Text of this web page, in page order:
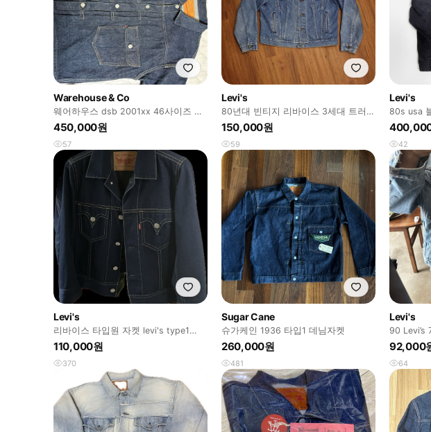
Warehouse & Co
웨어하우스 dsb 2001xx 46사이즈 판
매
450,000원
57
Levi's
80년대 빈티지 리바이스 3세대 트러커
자켓
150,000원
59
Levi's
80s usa
킷
42
Levi's
리바이스 타입원 자켓 levi's type1
jacket
110,000원
370
Sugar Cane
슈가케인 1936 타입1 데님자켓
260,000원
481
Levi's
90 Levi’s
Jacket
92,000
64